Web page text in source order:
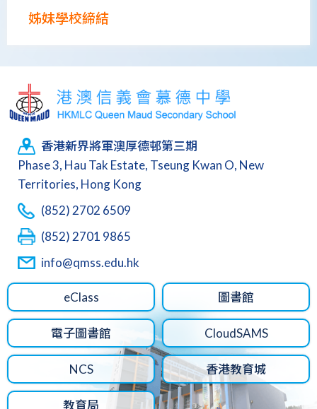
姊妹學校締結
香港新界將軍澳厚德邨第三期
Phase 3, Hau Tak Estate, Tseung Kwan O, New
Territories, Hong Kong
(852) 2702 6509
(852) 2701 9865
info@qmss.edu.hk
eClass 圖書館
電子圖書館 CloudSAMS
NCS 香港教育城
教育局